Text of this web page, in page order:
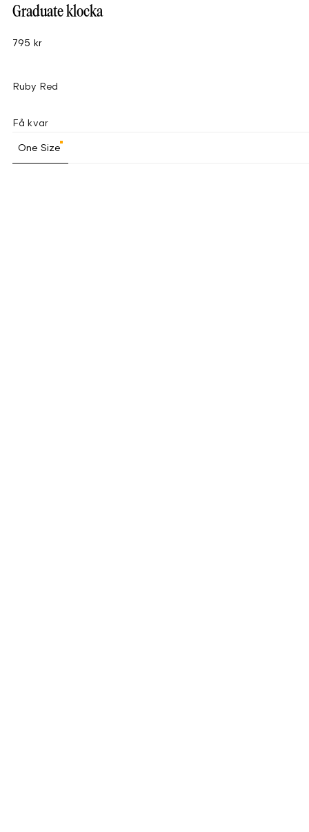
Graduate klocka
795 kr
Ruby Red
Få kvar
One Size